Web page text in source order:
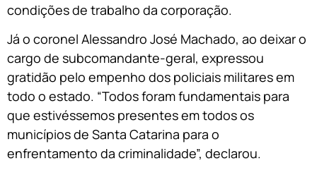
condições de trabalho da corporação.
Já o coronel Alessandro José Machado, ao deixar o
cargo de subcomandante-geral, expressou
gratidão pelo empenho dos policiais militares em
todo o estado. “Todos foram fundamentais para
que estivéssemos presentes em todos os
municípios de Santa Catarina para o
enfrentamento da criminalidade”, declarou.